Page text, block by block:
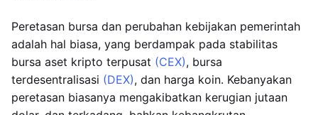
Peretasan bursa dan perubahan kebijakan pemerintah
adalah hal biasa, yang berdampak pada stabilitas
bursa aset kripto terpusat (CEX), bursa
terdesentralisasi (DEX), dan harga koin. Kebanyakan
peretasan biasanya mengakibatkan kerugian jutaan